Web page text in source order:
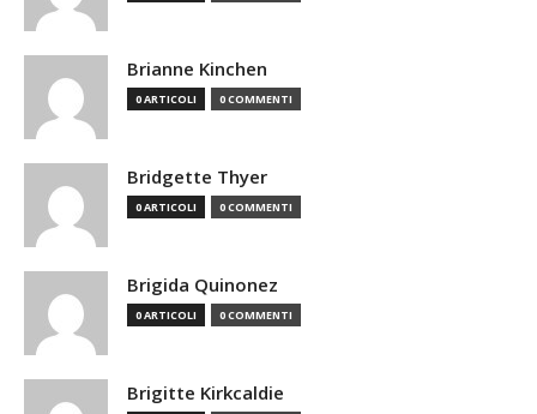
Brianne Kinchen
0 ARTICOLI 0 COMMENTI
Bridgette Thyer
0 ARTICOLI 0 COMMENTI
Brigida Quinonez
0 ARTICOLI 0 COMMENTI
Brigitte Kirkcaldie